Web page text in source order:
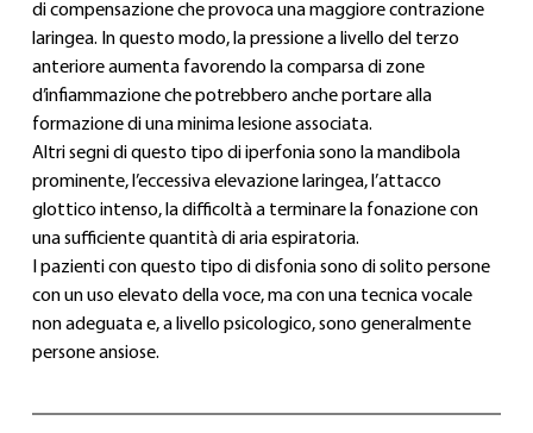
di compensazione che provoca una maggiore contrazione
laringea. In questo modo, la pressione a livello del terzo
anteriore aumenta favorendo la comparsa di zone
d’infiammazione che potrebbero anche portare alla
formazione di una minima lesione associata.
Altri segni di questo tipo di iperfonia sono la mandibola
prominente, l’eccessiva elevazione laringea, l’attacco
glottico intenso, la difficoltà a terminare la fonazione con
una sufficiente quantità di aria espiratoria.
I pazienti con questo tipo di disfonia sono di solito persone
con un uso elevato della voce, ma con una tecnica vocale
non adeguata e, a livello psicologico, sono generalmente
persone ansiose.